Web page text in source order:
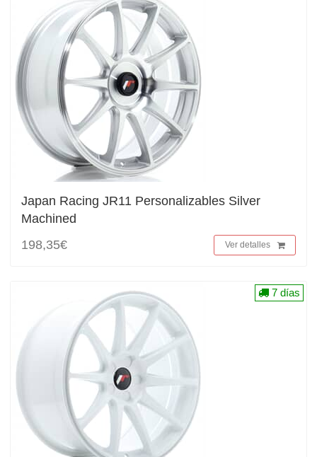
Japan Racing JR11 Personalizables Silver
Machined
198,35€
Ver detalles
7 días